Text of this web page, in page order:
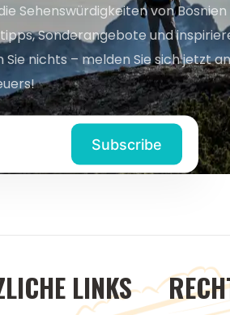
Sehenswürdigkeiten von Bosnien
Sonderangebote und
nichts – melden Sie sich jetzt
LINKS